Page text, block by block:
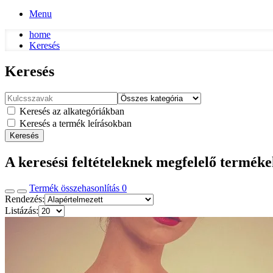
Menu
home
Keresés
Keresés
Keresés az alkategóriákban
Keresés a termék leírásokban
Keresés
A keresési feltételeknek megfelelő
Termék összehasonlítás 0
Rendezés:
Listázás: